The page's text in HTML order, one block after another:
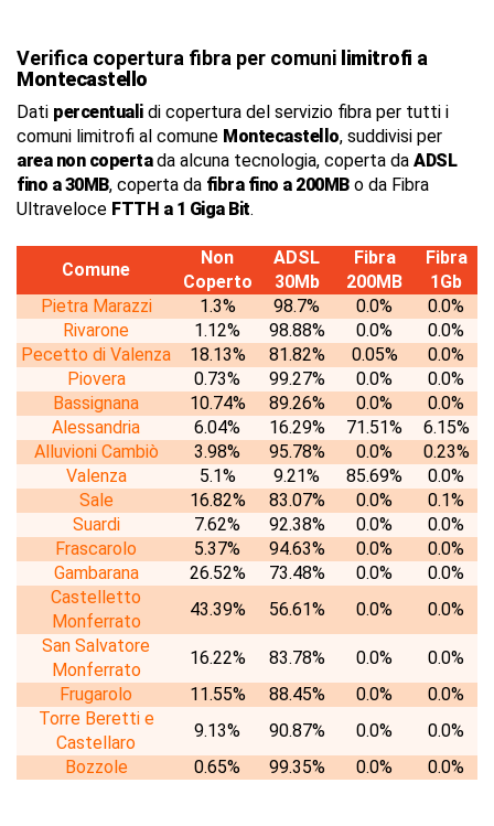
Verifica copertura fibra per comuni limitrofi a
Montecastello
Dati percentualidi copertura del servizio fibra per tutti i
comuni limitrofi al comune Montecastello, suddivisi per
area non copertada alcuna tecnologia, coperta da ADSL
fino a 30MB, coperta da fibra fino a 200MBo da Fibra
Ultraveloce FTTH a 1 Giga Bit.
Comune
Non
Coperto
ADSL
30Mb
Fibra
200MB
Fibra
1Gb
Pietra Marazzi
1.3% 98.7% 0.0%
0.0%
Rivarone
1.12% 98.88% 0.0%
0.0%
Pecetto di Valenza
18.13% 81.82% 0.05%
0.0%
Piovera
0.73% 99.27% 0.0%
0.0%
Bassignana
10.74% 89.26% 0.0%
0.0%
Alessandria
6.04% 16.29% 71.51%
6.15%
Alluvioni Cambiò
3.98% 95.78% 0.0%
0.23%
Valenza
5.1% 9.21% 85.69%
0.0%
Sale
16.82% 83.07% 0.0%
0.1%
Suardi
7.62% 92.38% 0.0%
0.0%
Frascarolo
5.37% 94.63% 0.0%
0.0%
Gambarana
26.52% 73.48% 0.0%
0.0%
Castelletto
Monferrato
43.39% 56.61% 0.0%
0.0%
San Salvatore
Monferrato
16.22% 83.78% 0.0%
0.0%
Frugarolo
11.55% 88.45% 0.0%
0.0%
Torre Beretti e
Castellaro
9.13% 90.87% 0.0%
0.0%
Bozzole
0.65% 99.35% 0.0% 0.0%